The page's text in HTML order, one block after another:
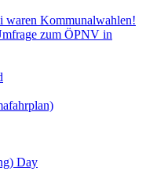
waren Kommunalwahlen!
zum ÖPNV in
Day